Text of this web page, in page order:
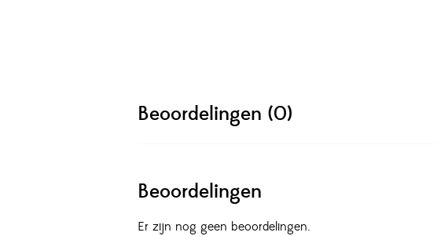
Beoordelingen (0)
Beoordelingen
Er zijn nog geen beoordelingen.